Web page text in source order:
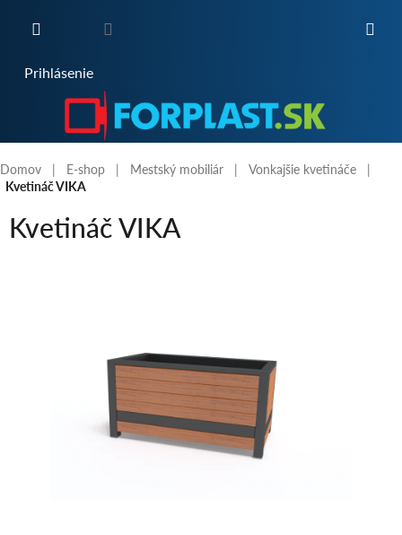
Prihlásenie
Domov E-shop Mestský mobiliár
Vonkajšie kvetináče
Kvetináč VIKA
Kvetináč VIKA